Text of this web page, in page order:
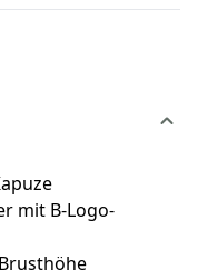
mit B-Logo-